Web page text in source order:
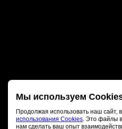
Мы используем
Продолжая использовать наш сайт,
использования Cookies. Это файлы
нам сделать ваш опыт